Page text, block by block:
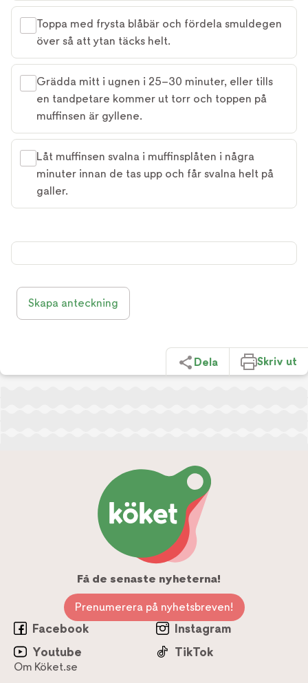
Toppa med frysta blåbär och fördela smuldegen
över så att ytan täcks helt.
Grädda mitt i ugnen i 25–30 minuter, eller tills
en tandpetare kommer ut torr och toppen på
muffinsen är gyllene.
Låt muffinsen svalna i muffinsplåten i några
minuter innan de tas upp och får svalna helt på
galler.
Skapa anteckning
Dela Skriv ut
Få de senaste nyheterna!
Prenumerera på nyhetsbreven!
Facebook
Instagram
Youtube
TikTok
Om Köket.se